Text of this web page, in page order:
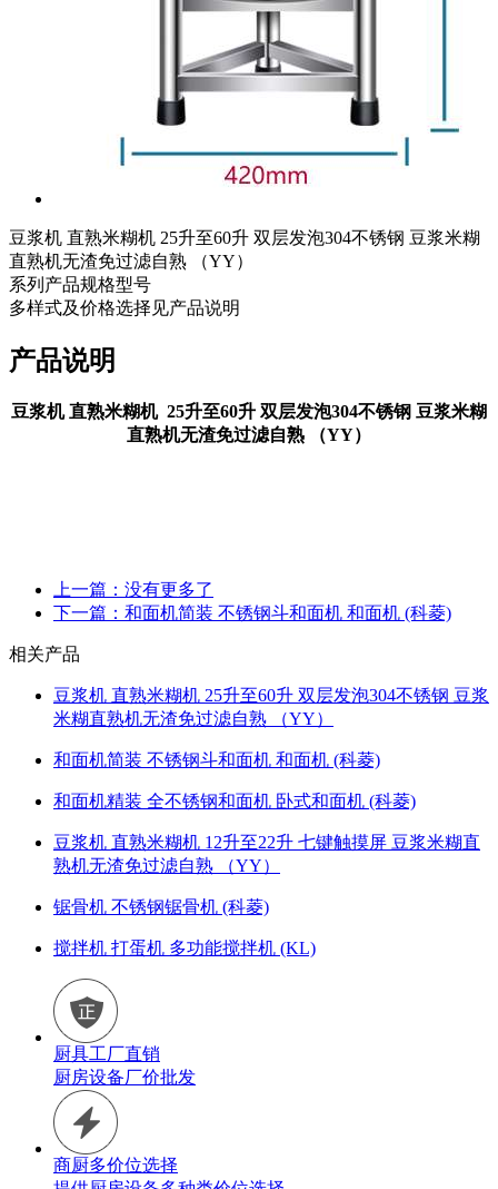
豆浆机 直熟米糊机 25升至60升 双层发泡304不锈钢 豆浆米糊
直熟机无渣免过滤自熟 （YY）
系列产品规格型号
多样式及价格选择见产品说明
产品说明
豆浆机 直熟米糊机 25升至60升 双层发泡304不锈钢 豆浆米糊
直熟机无渣免过滤自熟 （YY）
上一篇：没有更多了
下一篇：和面机简装 不锈钢斗和面机 和面机 (科菱)
相关产品
豆浆机 直熟米糊机 25升至60升 双层发泡304不锈钢 豆浆
米糊直熟机无渣免过滤自熟 （YY）
和面机简装 不锈钢斗和面机 和面机 (科菱)
和面机精装 全不锈钢和面机 卧式和面机 (科菱)
豆浆机 直熟米糊机 12升至22升 七键触摸屏 豆浆米糊直
熟机无渣免过滤自熟 （YY）
锯骨机 不锈钢锯骨机 (科菱)
搅拌机 打蛋机 多功能搅拌机 (KL)
厨具工厂直销
厨房设备厂价批发
商厨多价位选择